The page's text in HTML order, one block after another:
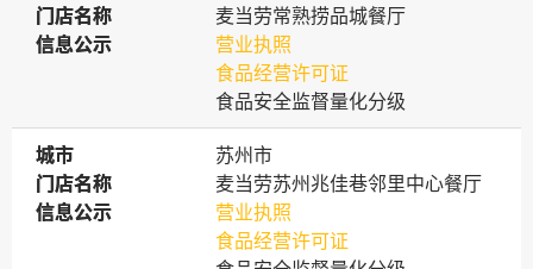
门店名称
门店名称
麦当劳常熟捞品城餐厅
信息公示
信息公示
营业执照
食品经营许可证
食品安全监督量化分级
城市
城市
苏州市
门店名称
门店名称
麦当劳苏州兆佳巷邻里中心餐厅
信息公示
信息公示
营业执照
食品经营许可证